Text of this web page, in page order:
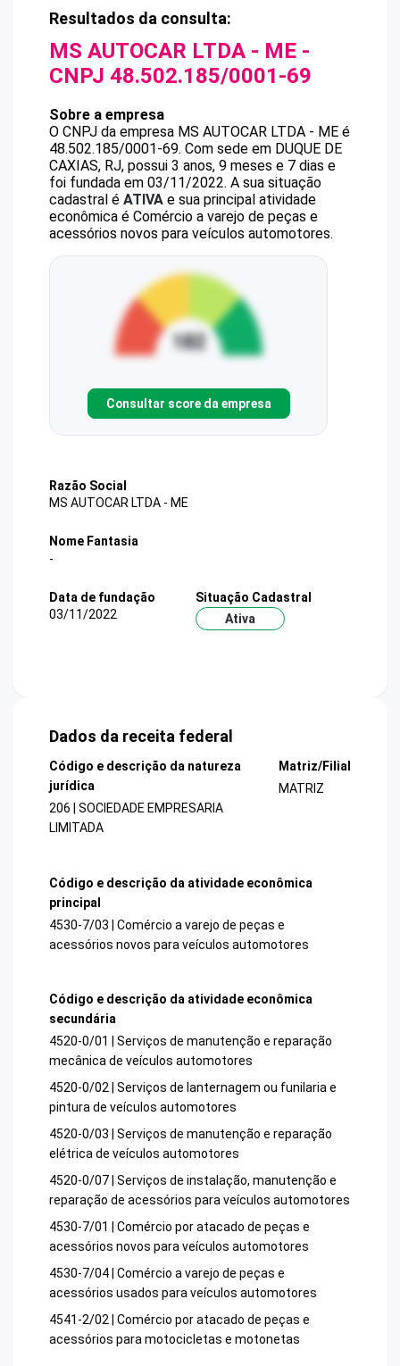
Resultados da consulta:
MS AUTOCAR LTDA - ME -
CNPJ 48.502.185/0001-69
Sobre a empresa
O CNPJ da empresa MS AUTOCAR LTDA - ME é
48.502.185/0001-69. Com sede em DUQUE DE
CAXIAS, RJ, possui 3 anos, 9 meses e 7 dias e
foi fundada em 03/11/2022. A sua situação
cadastral é ATIVA e sua principal atividade
econômica é Comércio a varejo de peças e
acessórios novos para veículos automotores.
Consultar score da empresa
Razão Social
MS AUTOCAR LTDA - ME
Nome Fantasia
-
Data de fundação
03/11/2022
Situação Cadastral
Ativa
Dados da receita federal
Código e descrição da natureza
jurídica
206 | SOCIEDADE EMPRESARIA
LIMITADA
Matriz/Filial
MATRIZ
Código e descrição da atividade econômica
principal
4530-7/03 | Comércio a varejo de peças e
acessórios novos para veículos automotores
Código e descrição da atividade econômica
secundária
4520-0/01 | Serviços de manutenção e reparação
mecânica de veículos automotores
4520-0/02 | Serviços de lanternagem ou funilaria e
pintura de veículos automotores
4520-0/03 | Serviços de manutenção e reparação
elétrica de veículos automotores
4520-0/07 | Serviços de instalação, manutenção e
reparação de acessórios para veículos automotores
4530-7/01 | Comércio por atacado de peças e
acessórios novos para veículos automotores
4530-7/04 | Comércio a varejo de peças e
acessórios usados para veículos automotores
4541-2/02 | Comércio por atacado de peças e
acessórios para motocicletas e motonetas